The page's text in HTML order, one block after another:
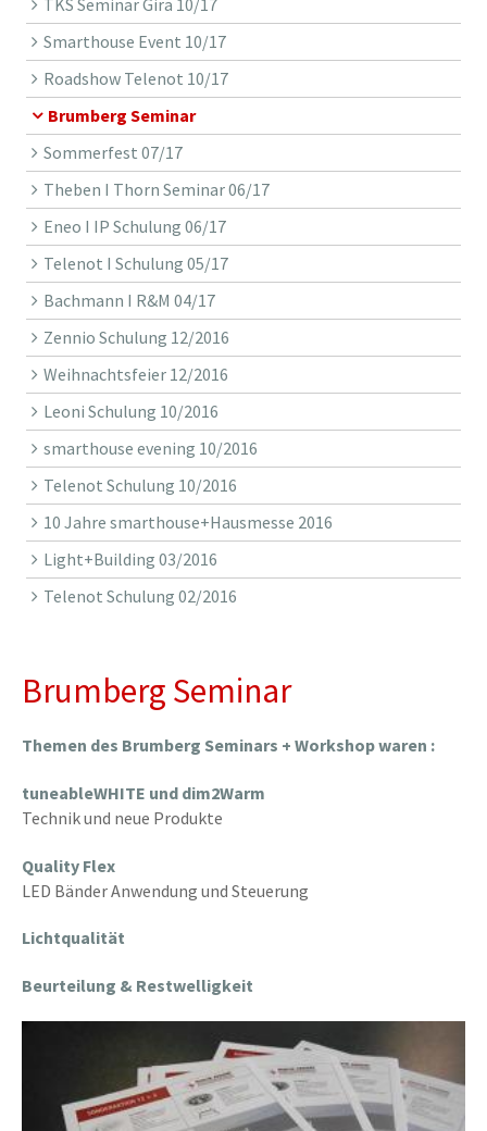
TKS Seminar Gira 10/17
Smarthouse Event 10/17
Roadshow Telenot 10/17
Brumberg Seminar
Sommerfest 07/17
Theben I Thorn Seminar 06/17
Eneo I IP Schulung 06/17
Telenot I Schulung 05/17
Bachmann I R&M 04/17
Zennio Schulung 12/2016
Weihnachtsfeier 12/2016
Leoni Schulung 10/2016
smarthouse evening 10/2016
Telenot Schulung 10/2016
10 Jahre smarthouse+Hausmesse 2016
Light+Building 03/2016
Telenot Schulung 02/2016
Brumberg Seminar
Themen des Brumberg Seminars + Workshop waren :
tuneableWHITE und dim2Warm
Technik und neue Produkte
Quality Flex
LED Bänder Anwendung und Steuerung
Lichtqualität
Beurteilung & Restwelligkeit